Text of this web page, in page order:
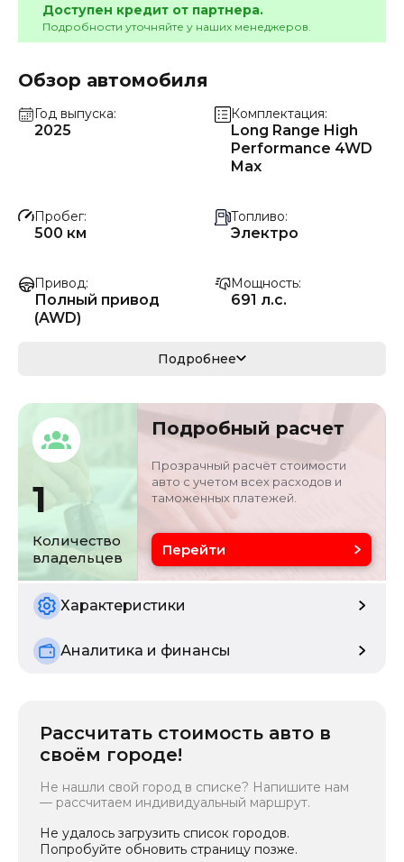
Доступен кредит от партнера.
Подробности уточняйте у наших менеджеров.
Обзор автомобиля
Год выпуска
2025
Комплектация
Long Range High
Performance 4WD
Max
Пробег
500 км
Топливо
Электро
Привод
Полный привод
(AWD)
Мощность
691 л.с.
508 кВ
Кузов
кроссовер/
внедорожник
HXML2A042SA2796
Объём двигателя
0 л
Цвет
Состояние
б/у
Расчетная мощность
228.6 кВ
Подробнее
1
Количество
владельцев
Подробный расчет
Прозрачный расчёт стоимости
авто с учетом всех расходов и
таможенных платежей.
Перейти
Характеристики
Аналитика и финансы
Рассчитать стоимость авто в
своём городе!
Не нашли свой город в списке? Напишите нам
— рассчитаем индивидуальный маршрут.
Не удалось загрузить список городов.
Попробуйте обновить страницу позже.